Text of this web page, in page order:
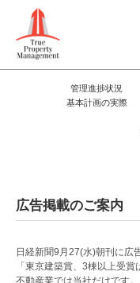
管理進捗状況
基本計画の実際
広告掲載のご案内
日経新聞9月27(水)朝刊に広
「東京建築賞、3棟以上受賞